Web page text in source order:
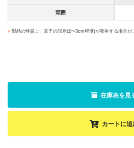
頭囲
※ 製品の性質上、若干の誤差(2〜3cm程度)が発生する場合が
在庫表を見
カートに